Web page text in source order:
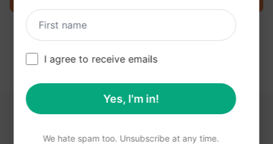
DEZE LINKS KUNNEN NUTTIG ZIJN
I agree to receive emails
Yes, I'm in!
We hate spam too. Unsubscribe at any time.